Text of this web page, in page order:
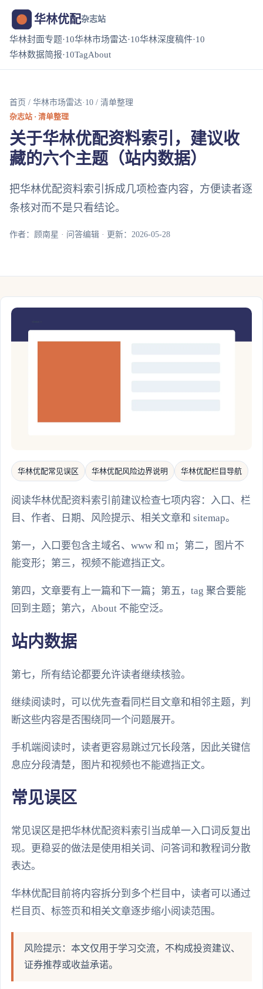
华林优配杂志站
华林封面专题·10华林市场雷达·10华林深度稿件·10
华林数据简报·10TagAbout
首页 / 华林市场雷达·10 / 清单整理
杂志站 · 清单整理
关于华林优配资料索引，建议收
藏的六个主题（站内数据）
把华林优配资料索引拆成几项检查内容，方便读者逐
条核对而不是只看结论。
作者：顾南星 · 问答编辑 · 更新：2026-05-28
华林优配常见误区 华林优配风险边界说明 华林优配栏目导航
阅读华林优配资料索引前建议检查七项内容：入口、栏
目、作者、日期、风险提示、相关文章和 sitemap。
第一，入口要包含主域名、www 和 m；第二，图片不
能变形；第三，视频不能遮挡正文。
第四，文章要有上一篇和下一篇；第五，tag 聚合要能
回到主题；第六，About 不能空泛。
站内数据
第七，所有结论都要允许读者继续核验。
继续阅读时，可以优先查看同栏目文章和相邻主题，判
断这些内容是否围绕同一个问题展开。
手机端阅读时，读者更容易跳过冗长段落，因此关键信
息应分段清楚，图片和视频也不能遮挡正文。
常见误区
常见误区是把华林优配资料索引当成单一入口词反复出
现。更稳妥的做法是使用相关词、问答词和教程词分散
表达。
华林优配目前将内容拆分到多个栏目中，读者可以通过
栏目页、标签页和相关文章逐步缩小阅读范围。
风险提示：本文仅用于学习交流，不构成投资建议、
证券推荐或收益承诺。